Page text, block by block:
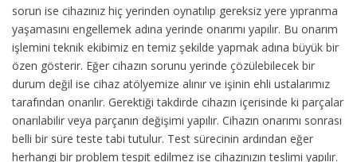
sorun ise cihazınız hiç yerinden oynatılıp gereksiz yere yıpranma
yaşamasını engellemek adına yerinde onarımı yapılır. Bu onarım
işlemini teknik ekibimiz en temiz şekilde yapmak adına büyük bir
özen gösterir. Eğer cihazın sorunu yerinde çözülebilecek bir
durum değil ise cihaz atölyemize alınır ve işinin ehli ustalarımız
tarafından onarılır. Gerektiği takdirde cihazın içerisinde ki parçalar
onarılabilir veya parçanın değişimi yapılır. Cihazın onarımı sonrası
belli bir süre teste tabi tutulur. Test sürecinin ardından eğer
herhangi bir problem tespit edilmez ise cihazınızın teslimi yapılır.